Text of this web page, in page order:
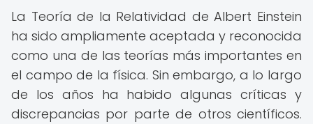
La Teoría de la Relatividad de Albert Einstein
ha sido ampliamente aceptada y reconocida
como una de las teorías más importantes en
el campo de la física. Sin embargo, a lo largo
de los años ha habido algunas críticas y
discrepancias por parte de otros científicos.